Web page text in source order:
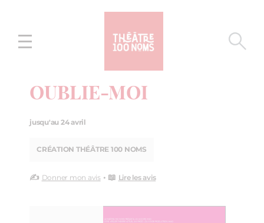
menu
OUBLIE-MOI
jusqu'au 24 avril
CRÉATION THÉÂTRE 100 NOMS
✍️ Donner mon avis• 📖 Lire les avis